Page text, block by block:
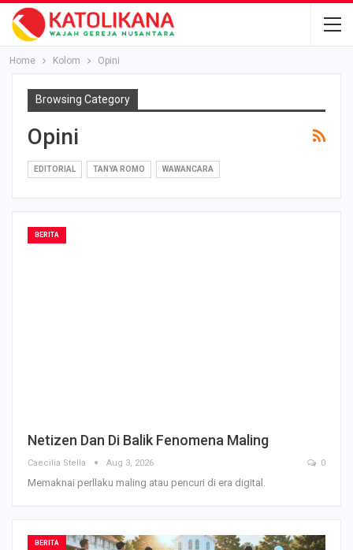
Home Kolom Opini
Browsing Category
Opini
EDITORIAL TANYA ROMO WAWANCARA
BERITA
Netizen Dan Di Balik Fenomena Maling
Caecilia Stella Aug 3, 2026 0
Memaknai perllaku maling atau pencuri di era digital.
BERITA